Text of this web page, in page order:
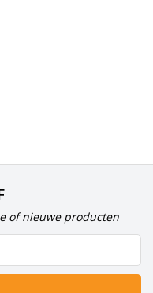
of nieuwe producten